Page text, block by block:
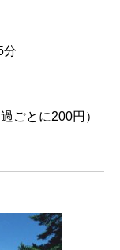
ごとに200円）